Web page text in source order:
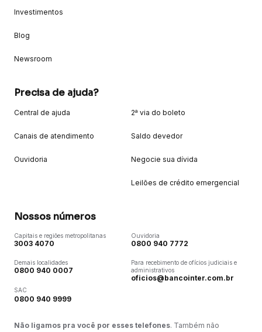
Investimentos
Blog
Newsroom
Precisa de ajuda?
Central de ajuda
Canais de atendimento
Ouvidoria
2ª via do boleto
Saldo devedor
Negocie sua dívida
Leilões de crédito emergencial
Nossos números
Capitais e regiões metropolitanas
3003 4070
Demais localidades
0800 940 0007
SAC
0800 940 9999
Ouvidoria
0800 940 7772
Para recebimento de ofícios judiciais e
administrativos
oficios@bancointer.com.br
Não ligamos pra você por esses telefones. Também não